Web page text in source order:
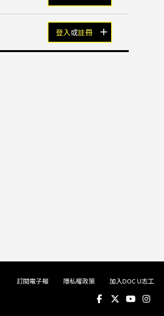
登入或註冊
訂閱電子報 隱私權政策 加入DOC U志工